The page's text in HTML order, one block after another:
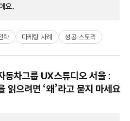
요.
략 마케팅 사례 성공 스토리
동차그룹 UX스튜디오 서울 :
읽으려면 ‘왜’라고 묻지 마세요